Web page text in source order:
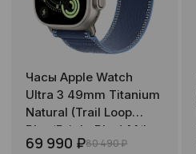
Часы Apple Watch
Ultra 3 49mm Titanium
Natural (Trail Loop
Blue/Bright Blue) M/L
69 990 ₽80 490 ₽